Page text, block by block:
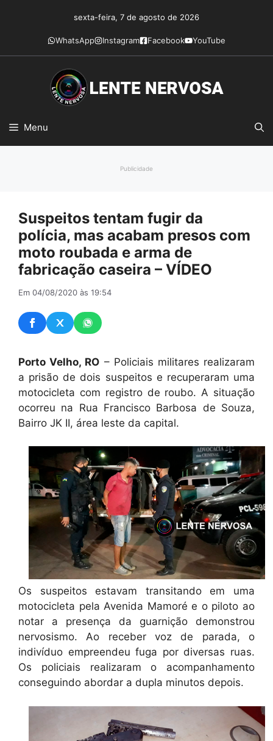
conteúdo
sexta-feira, 7 de agosto de 2026
WhatsApp Instagram Facebook YouTube
Menu
Publicidade
Suspeitos tentam fugir da
polícia, mas acabam presos com
moto roubada e arma de
fabricação caseira – VÍDEO
Em 04/08/2020 às 19:54
Porto Velho, RO – Policiais militares realizaram
a prisão de dois suspeitos e recuperaram uma
motocicleta com registro de roubo. A situação
ocorreu na Rua Francisco Barbosa de Souza,
Bairro JK II, área leste da capital.
Os suspeitos estavam transitando em uma
motocicleta pela Avenida Mamoré e o piloto ao
notar a presença da guarnição demonstrou
nervosismo. Ao receber voz de parada, o
indivíduo empreendeu fuga por diversas ruas.
Os policiais realizaram o acompanhamento
conseguindo abordar a dupla minutos depois.